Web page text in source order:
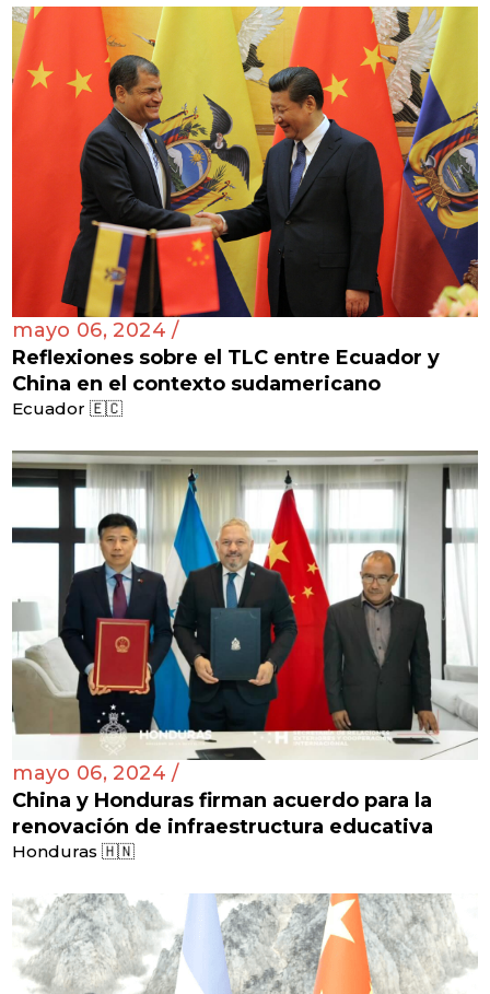
mayo 06, 2024 /
Reflexiones sobre el TLC entre Ecuador y
China en el contexto sudamericano
Ecuador 🇪🇨
mayo 06, 2024 /
China y Honduras firman acuerdo para la
renovación de infraestructura educativa
Honduras 🇭🇳